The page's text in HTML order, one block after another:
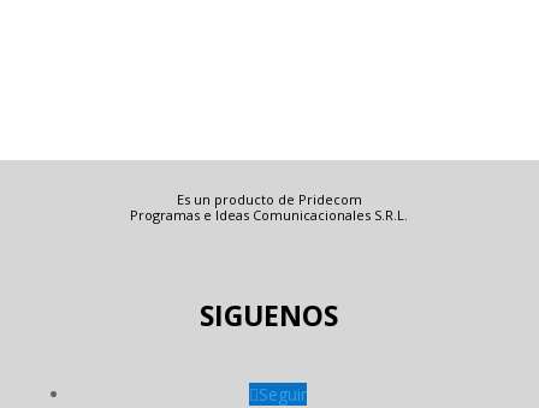
Es un producto de Pridecom
Programas e Ideas Comunicacionales S.R.L.
SIGUENOS
Seguir